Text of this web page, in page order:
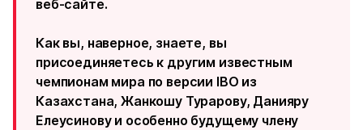
веб-сайте.
Как вы, наверное, знаете, вы
присоединяетесь к другим известным
чемпионам мира по версии IBO из
Казахстана, Жанкошу Турарову, Данияру
Елеусинову и особенно будущему члену